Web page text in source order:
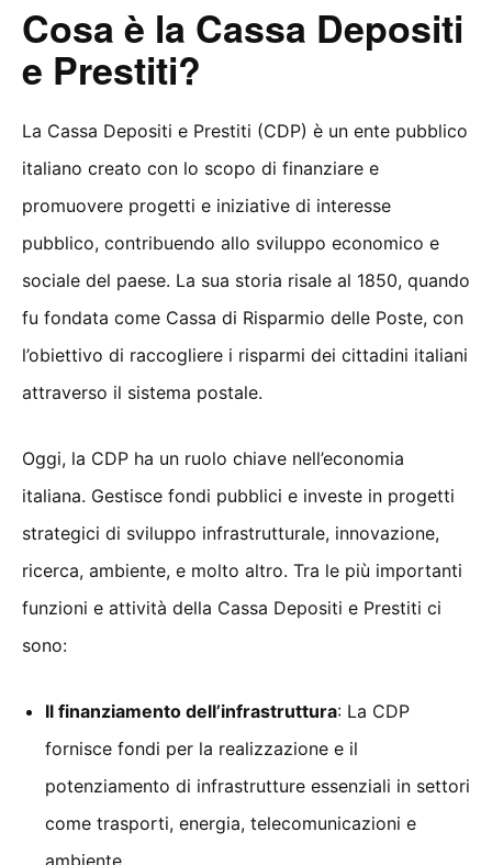
Cosa è la Cassa Depositi
e Prestiti?
La Cassa Depositi e Prestiti (CDP) è un ente pubblico
italiano creato con lo scopo di finanziare e
promuovere progetti e iniziative di interesse
pubblico, contribuendo allo sviluppo economico e
sociale del paese. La sua storia risale al 1850, quando
fu fondata come Cassa di Risparmio delle Poste, con
l’obiettivo di raccogliere i risparmi dei cittadini italiani
attraverso il sistema postale.
Oggi, la CDP ha un ruolo chiave nell’economia
italiana. Gestisce fondi pubblici e investe in progetti
strategici di sviluppo infrastrutturale, innovazione,
ricerca, ambiente, e molto altro. Tra le più importanti
funzioni e attività della Cassa Depositi e Prestiti ci
sono:
Il finanziamento dell’infrastruttura: La CDP
fornisce fondi per la realizzazione e il
potenziamento di infrastrutture essenziali in settori
come trasporti, energia, telecomunicazioni e
ambiente.